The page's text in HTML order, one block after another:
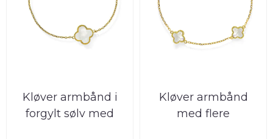
Kløver armbånd i
forgylt sølv med
Kløver armbånd
med flere